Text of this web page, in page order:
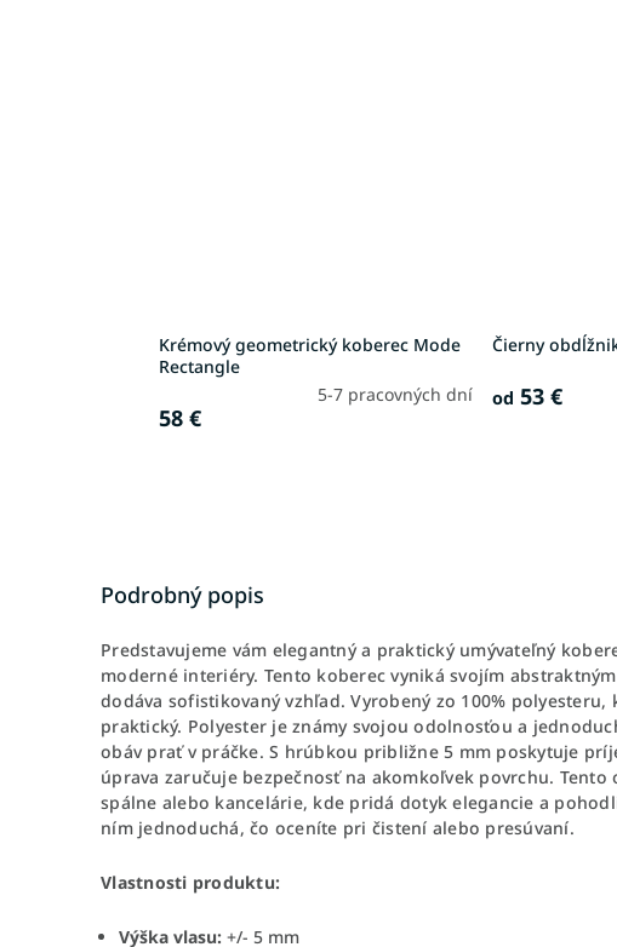
Krémový geometrický koberec Mode
Rectangle
5-7 pracovných dní
58 €
Čierny
od 53 €
Podrobný popis
Predstavujeme vám elegantný a praktický umývateľný
moderné interiéry. Tento koberec vyniká svojím
dodáva sofistikovaný vzhľad. Vyrobený zo 100%
praktický. Polyester je známy svojou odolnosťou a
obáv prať v práčke. S hrúbkou približne 5 mm poskytuje
úprava zaručuje bezpečnosť na akomkoľvek povrchu.
spálne alebo kancelárie, kde pridá dotyk elegancie a
ním jednoduchá, čo oceníte pri čistení alebo presúvaní.
Vlastnosti produktu:
Výška vlasu: +/- 5 mm